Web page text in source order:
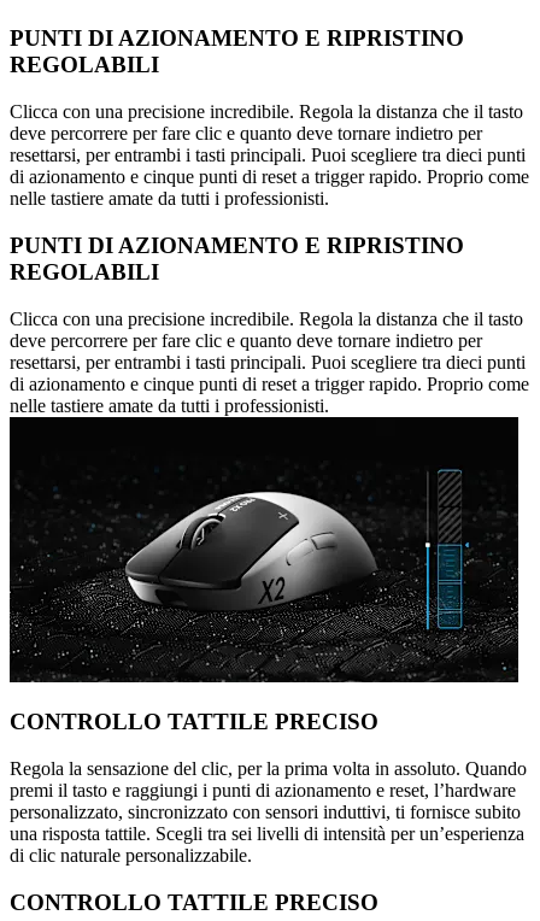
PUNTI DI AZIONAMENTO E RIPRISTINO
REGOLABILI
Clicca con una precisione incredibile. Regola la distanza che il tasto
deve percorrere per fare clic e quanto deve tornare indietro per
resettarsi, per entrambi i tasti principali. Puoi scegliere tra dieci punti
di azionamento e cinque punti di reset a trigger rapido. Proprio come
nelle tastiere amate da tutti i professionisti.
PUNTI DI AZIONAMENTO E RIPRISTINO
REGOLABILI
Clicca con una precisione incredibile. Regola la distanza che il tasto
deve percorrere per fare clic e quanto deve tornare indietro per
resettarsi, per entrambi i tasti principali. Puoi scegliere tra dieci punti
di azionamento e cinque punti di reset a trigger rapido. Proprio come
nelle tastiere amate da tutti i professionisti.
CONTROLLO TATTILE PRECISO
Regola la sensazione del clic, per la prima volta in assoluto. Quando
premi il tasto e raggiungi i punti di azionamento e reset, l’hardware
personalizzato, sincronizzato con sensori induttivi, ti fornisce subito
una risposta tattile. Scegli tra sei livelli di intensità per un’esperienza
di clic naturale personalizzabile.
CONTROLLO TATTILE PRECISO